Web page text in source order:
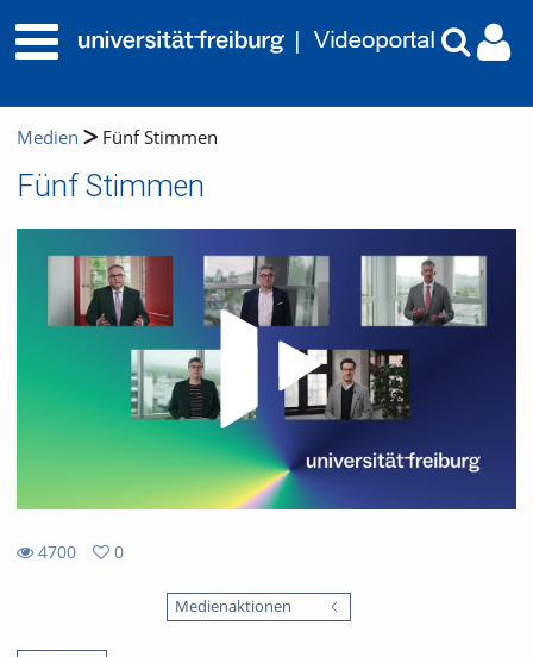
Medien Fünf Stimmen
Fünf Stimmen
4700
0
Medienaktionen